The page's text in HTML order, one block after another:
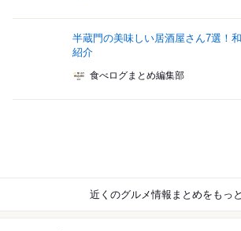
半蔵門の美味しい居酒屋さん7選！
紹介
食べログまとめ編集部
近くのグルメ情報まとめをもっ